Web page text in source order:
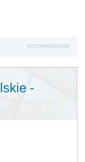
AUTOPROMOCJA
-